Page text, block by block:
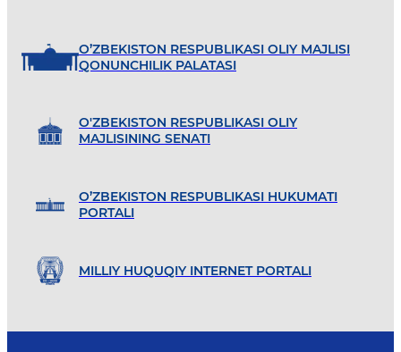
O’ZBEKISTON RESPUBLIKASI OLIY MAJLISI
QONUNCHILIK PALATASI
O'ZBEKISTON RESPUBLIKASI OLIY
MAJLISINING SENATI
O’ZBEKISTON RESPUBLIKASI HUKUMATI
PORTALI
MILLIY HUQUQIY INTERNET PORTALI